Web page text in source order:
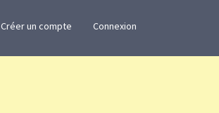
Créer un compte Connexion